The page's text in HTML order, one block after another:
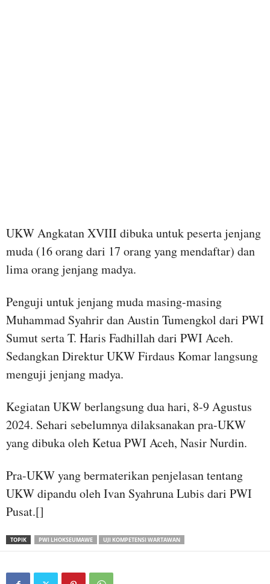
UKW Angkatan XVIII dibuka untuk peserta jenjang
muda (16 orang dari 17 orang yang mendaftar) dan
lima orang jenjang madya.
Penguji untuk jenjang muda masing-masing
Muhammad Syahrir dan Austin Tumengkol dari PWI
Sumut serta T. Haris Fadhillah dari PWI Aceh.
Sedangkan Direktur UKW Firdaus Komar langsung
menguji jenjang madya.
Kegiatan UKW berlangsung dua hari, 8-9 Agustus
2024. Sehari sebelumnya dilaksanakan pra-UKW
yang dibuka oleh Ketua PWI Aceh, Nasir Nurdin.
Pra-UKW yang bermaterikan penjelasan tentang
UKW dipandu oleh Ivan Syahruna Lubis dari PWI
Pusat.[]
TOPIK PWI LHOKSEUMAWE UJI KOMPETENSI WARTAWAN